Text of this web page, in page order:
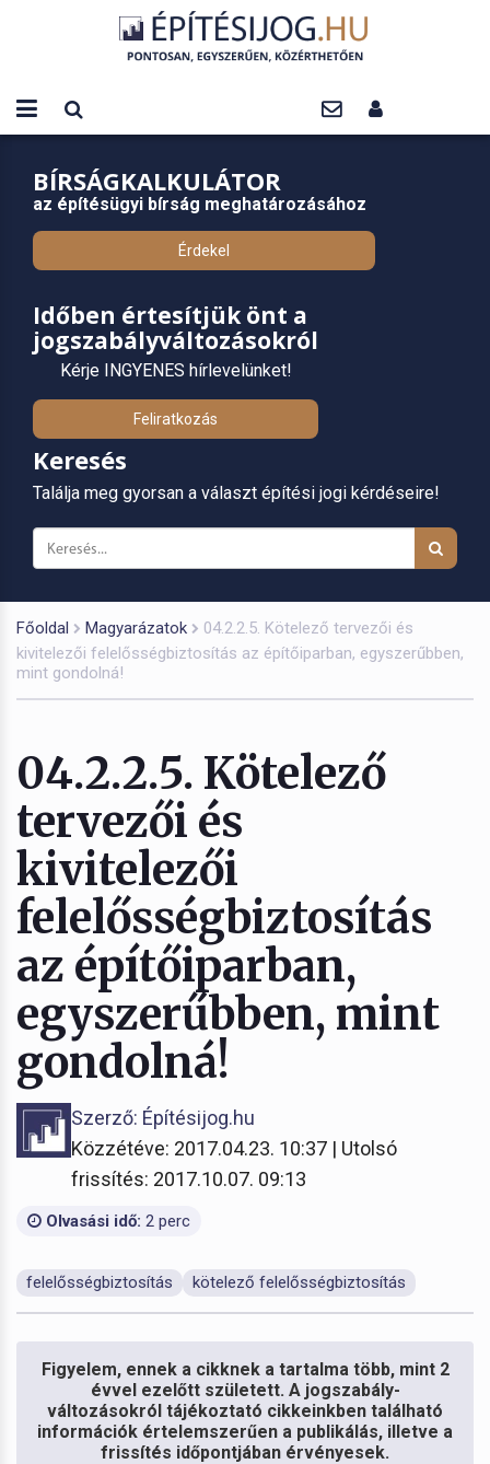
BÍRSÁGKALKULÁTOR
az építésügyi bírság meghatározásához
Érdekel
Időben értesítjük önt a
jogszabályváltozásokról
Kérje INGYENES hírlevelünket!
Feliratkozás
Keresés
Találja meg gyorsan a választ építési jogi kérdéseire!
Főoldal Magyarázatok
04.2.2.5. Kötelező tervezői és
kivitelezői felelősségbiztosítás az építőiparban, egyszerűbben,
mint gondolná!
04.2.2.5. Kötelező
tervezői és
kivitelezői
felelősségbiztosítás
az építőiparban,
egyszerűbben, mint
gondolná!
Szerző: Építésijog.hu
Közzétéve: 2017.04.23. 10:37 | Utolsó
frissítés: 2017.10.07. 09:13
Olvasási idő: 2 perc
felelősségbiztosítás kötelező felelősségbiztosítás
Figyelem, ennek a cikknek a tartalma több, mint 2
évvel ezelőtt született. A jogszabály-
változásokról tájékoztató cikkeinkben található
információk értelemszerűen a publikálás, illetve a
frissítés időpontjában érvényesek.